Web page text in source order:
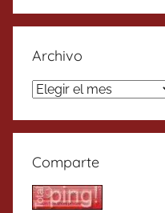
Archivo
Archivo
Comparte